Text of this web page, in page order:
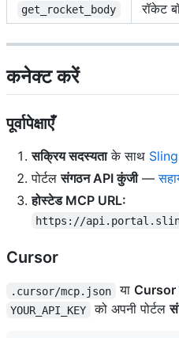
get_rocket_body रॉकेट
कनेक्ट करें
पूर्वापेक्षाएँ
सक्रिय सदस्यताके साथ
पोर्टलसंगठन API कुंजी—
होस्टेड MCP URL:
https://
Cursor
.cursor/mcp.json या Cursor
YOUR_API_KEY को अपनी पोर्टल